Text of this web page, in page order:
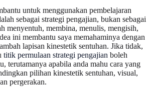
untuk menggunakan pembelajaran
sebagai strategi pengajian, bukan sebagai
menyentuh, membina, menulis, mengisih,
ini membantu saya memahaminya dengan
lapisan kinestetik sentuhan. Jika tidak,
titik permulaan strategi pengajian boleh
terutamanya apabila anda mahu cara yang
pilihan kinestetik sentuhan, visual,
pergerakan.